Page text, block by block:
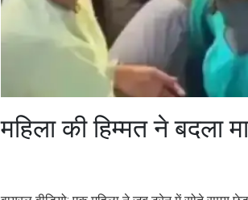
महिला की हिम्मत ने बदला